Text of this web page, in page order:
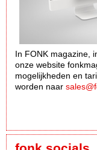
In FONK magazine,
onze website
mogelijkheden en
worden naar